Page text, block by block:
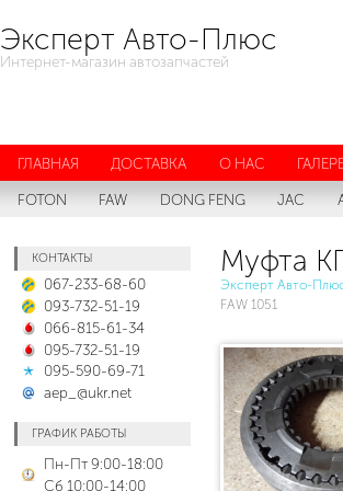
Эксперт Авто-Плюс
Интернет-магазин автозапчастей
ГЛАВНАЯ ДОСТАВКА О НАС
FOTON FAW DONG FENG JAC
КОНТАКТЫ
067-233-68-60
093-732-51-19
066-815-61-34
095-732-51-19
095-590-69-71
aep_@ukr.net
ГРАФИК РАБОТЫ
Пн-Пт 9:00-18:00
Сб 10:00-14:00
Муфта
Эксперт Авто-
FAW 1051